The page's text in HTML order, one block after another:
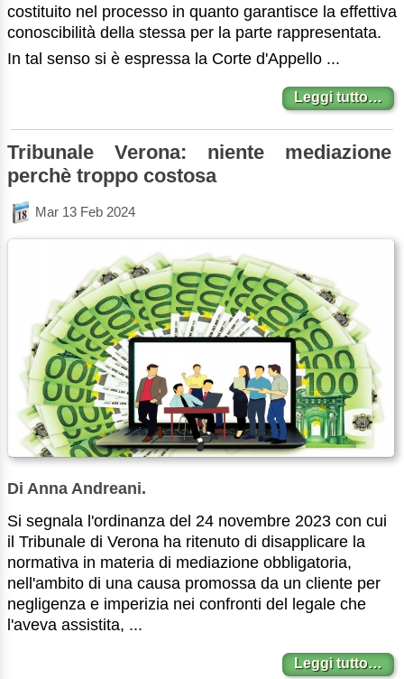
costituito nel processo in quanto garantisce la effettiva
conoscibilità della stessa per la parte rappresentata.
In tal senso si è espressa la Corte d'Appello ...
Leggi tutto…
Tribunale Verona: niente mediazione
perchè troppo costosa
Mar 13 Feb 2024
Di Anna Andreani.
Si segnala l'ordinanza del 24 novembre 2023 con cui
il Tribunale di Verona ha ritenuto di disapplicare la
normativa in materia di mediazione obbligatoria,
nell'ambito di una causa promossa da un cliente per
negligenza e imperizia nei confronti del legale che
l'aveva assistita, ...
Leggi tutto…